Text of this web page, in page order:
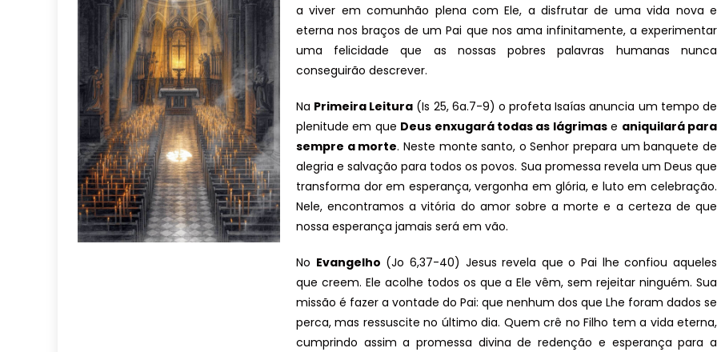
a viver em comunhão plena com Ele, a disfrutar de uma vida nova e
eterna nos braços de um Pai que nos ama infinitamente, a experimentar
uma felicidade que as nossas pobres palavras humanas nunca
conseguirão descrever.
Na Primeira Leitura (Is 25, 6a.7-9) o profeta Isaías anuncia um tempo de
plenitude em que Deus enxugará todas as lágrimase aniquilará para
sempre a morte. Neste monte santo, o Senhor prepara um banquete de
alegria e salvação para todos os povos. Sua promessa revela um Deus que
transforma dor em esperança, vergonha em glória, e luto em celebração.
Nele, encontramos a vitória do amor sobre a morte e a certeza de que
nossa esperança jamais será em vão.
No Evangelho (Jo 6,37-40) Jesus revela que o Pai lhe confiou aqueles
que creem. Ele acolhe todos os que a Ele vêm, sem rejeitar ninguém. Sua
missão é fazer a vontade do Pai: que nenhum dos que Lhe foram dados se
perca, mas ressuscite no último dia. Quem crê no Filho tem a vida eterna,
cumprindo assim a promessa divina de redenção e esperança para a